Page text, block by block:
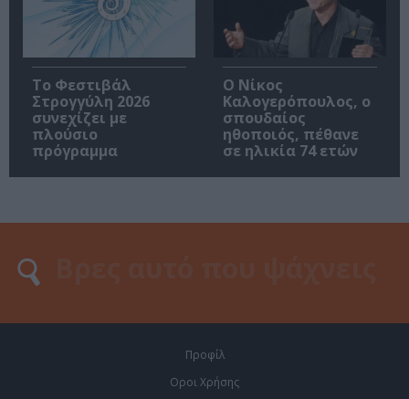
Το Φεστιβάλ
Στρογγύλη 2026
συνεχίζει με
πλούσιο
πρόγραμμα
Ο Νίκος
Καλογερόπουλος, ο
σπουδαίος
ηθοποιός, πέθανε
σε ηλικία 74 ετών
Προφίλ
Οροι Χρήσης